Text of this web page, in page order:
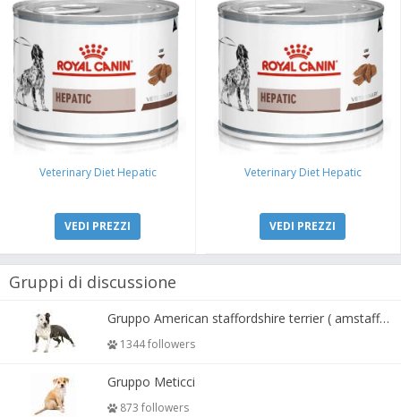
Veterinary Diet Hepatic
VEDI PREZZI
Veterinary Diet Hepatic
VEDI PREZZI
Gruppi di discussione
Gruppo American staffordshire terrier ( amstaff, amastaff )
1344 followers
Gruppo Meticci
873 followers